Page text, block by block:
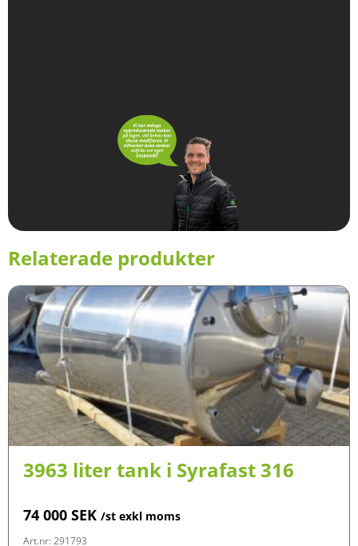
Relaterade produkter
3963 liter tank i Syrafast 316
74 000 SEK /st exkl moms
Art.nr: 291793